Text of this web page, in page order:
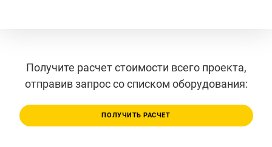
Получите расчет стоимости всего проекта,
отправив запрос со списком оборудования:
ПОЛУЧИТЬ РАСЧЕТ